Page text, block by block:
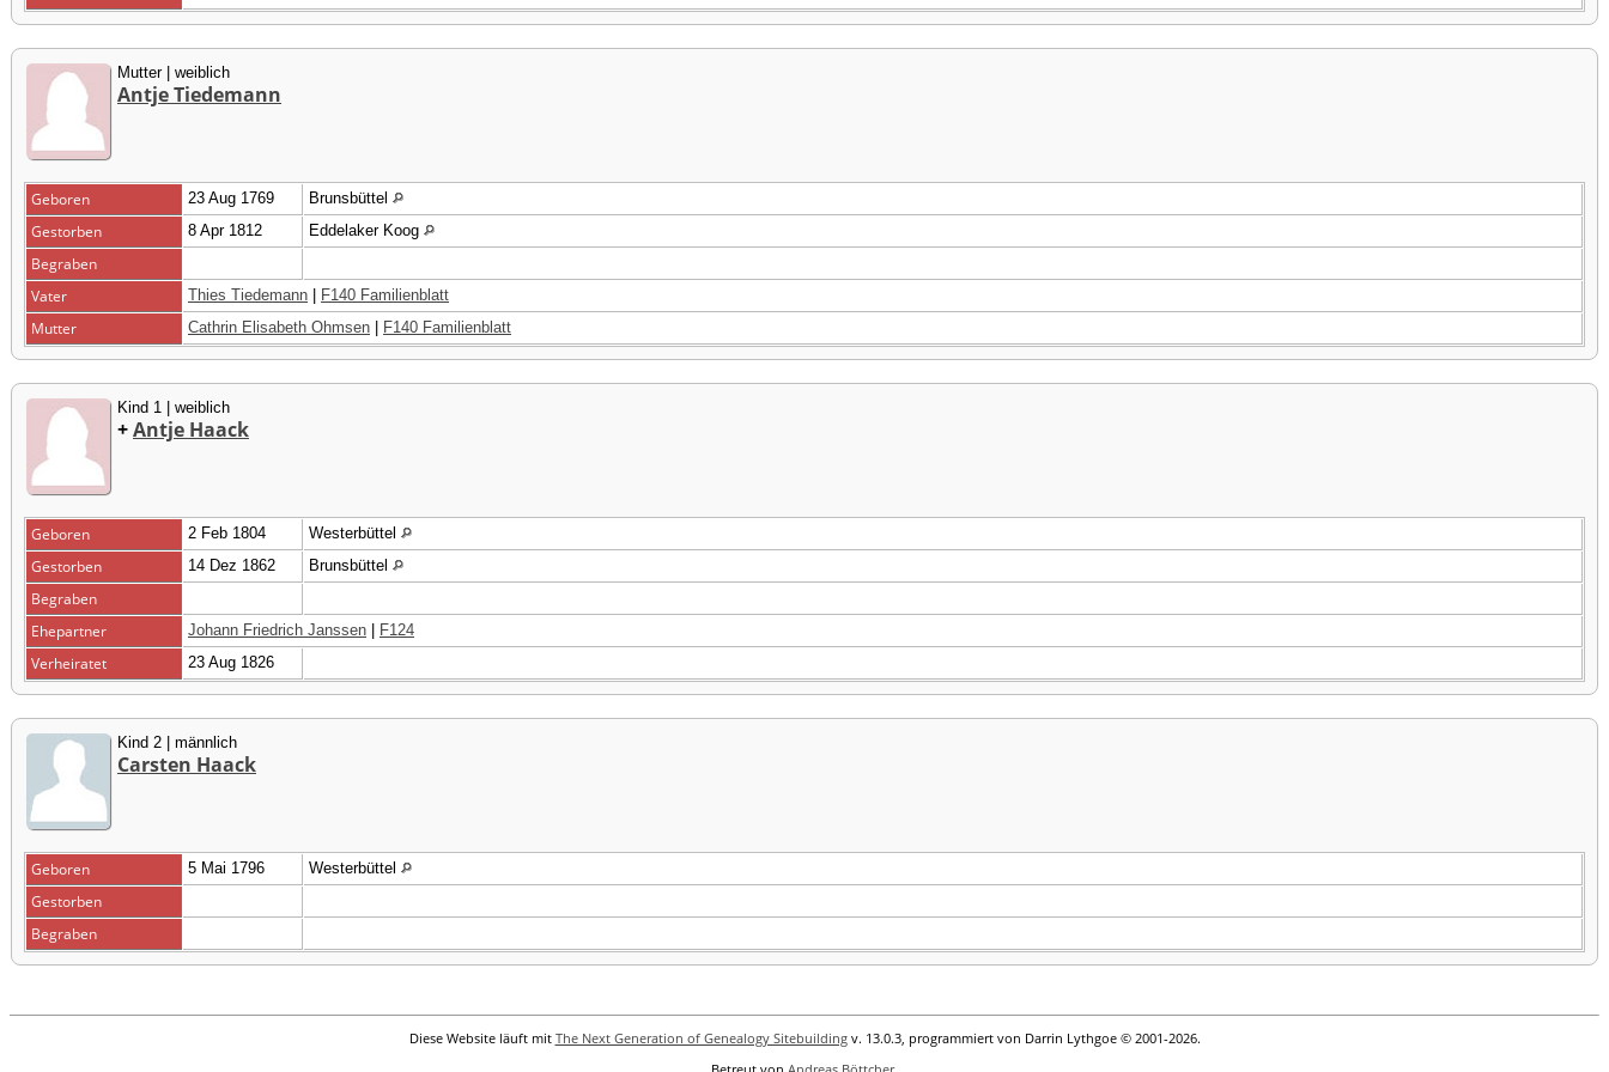
Mutter | weiblich
Antje Tiedemann
Geboren 23 Aug 1769 Brunsbüttel
Gestorben 8 Apr 1812 Eddelaker Koog
Begraben
Vater
Thies Tiedemann F140 Familienblatt
Mutter Cathrin Elisabeth Ohmsen F140 Familienblatt
Kind 1 | weiblich
+Antje Haack
Geboren 2 Feb 1804 Westerbüttel
Gestorben 14 Dez 1862 Brunsbüttel
Begraben
Ehepartner
Johann Friedrich Janssen F124
Verheiratet 23 Aug 1826
Kind 2 | männlich
Carsten Haack
Geboren 5 Mai 1796 Westerbüttel
Gestorben
Begraben
Diese Website läuft mit The Next Generation of Genealogy Sitebuildingv. 13.0.3, programmiert von Darrin Lythgoe © 2001-2026.